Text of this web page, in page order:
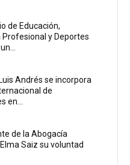
de Educación,
Profesional y Deportes
Andrés se incorpora
de
en...
de la Abogacía
Saiz su voluntad